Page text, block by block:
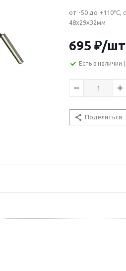
от -50 до +110℃,
48х29х32мм
695 ₽/шт
Есть в наличии
Поделиться